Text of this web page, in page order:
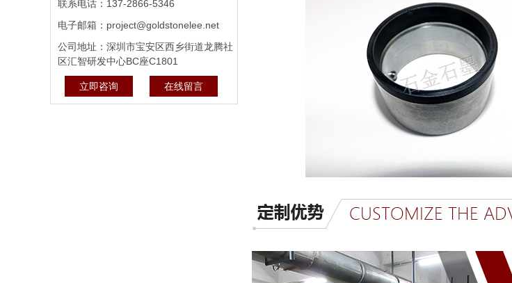
联系电话：137-2866-5346
电子邮箱：project@goldstonelee.net
公司地址：深圳市宝安区西乡街道龙腾社
区汇智研发中心BC座C1801
立即咨询 在线留言